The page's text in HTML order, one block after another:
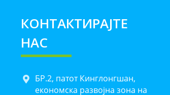
КОНТАКТИРАЈТЕ
НАС
БР.2, патот Кинглонгшан,
економска развојна зона на